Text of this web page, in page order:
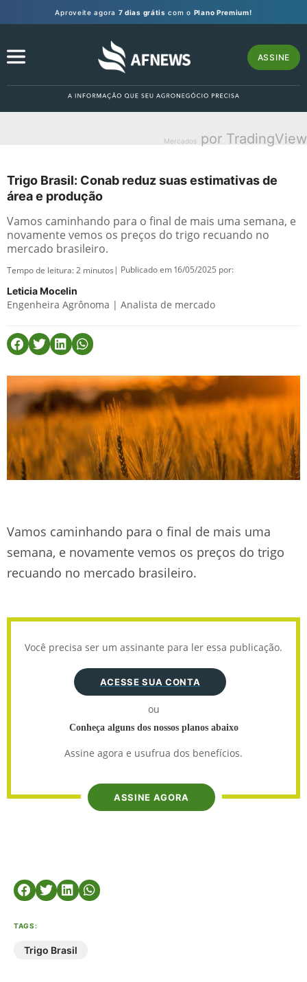
Aproveite agora 7 dias grátis com o Plano Premium!
ASSINE
Mercados por TradingView
Trigo Brasil: Conab reduz suas estimativas de
área e produção
Vamos caminhando para o final de mais uma semana, e
novamente vemos os preços do trigo recuando no
mercado brasileiro.
Tempo de leitura:2 minutos | Publicado em 16/05/2025 por:
Leticia Mocelin
Engenheira Agrônoma | Analista de mercado
Vamos caminhando para o final de mais uma
semana, e novamente vemos os preços do trigo
recuando no mercado brasileiro.
Você precisa ser um assinante para ler essa publicação.
ACESSE SUA CONTA
ou
Conheça alguns dos nossos planos abaixo
Assine agora e usufrua dos benefícios.
ASSINE AGORA
TAGS:
Trigo Brasil